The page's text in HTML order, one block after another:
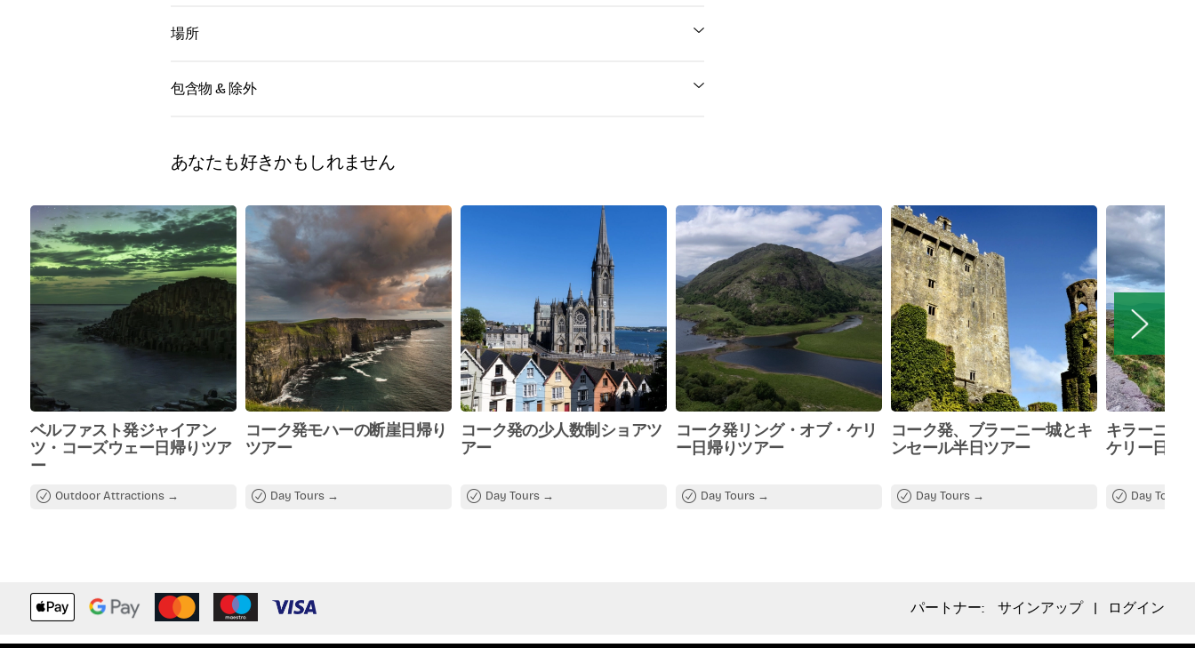
場所
Limerick, V94 DWV7, Ireland
包含物 & 除外
Professional English-speaking
driver-guide
Return transportation from
Limerick
Scenic drive along the Dingle
Peninsula
Visit to Inch Beach
Free time in Dingle Town
Travel along Slea Head Drive
あなたも好きかもしれません
ベルファスト発ジャイアン
ツ・コーズウェー日帰りツア
ー
Outdoor Attractions
コーク発モハーの断崖日帰り
ツアー
Day Tours
コーク発の少人数制ショアツ
アー
Day Tours
コーク発リング・オブ・ケリ
ー日帰りツアー
Day Tours
コーク発、ブラーニー城とキ
ンセール半日ツアー
Day Tours
キラーニー
ケリー日帰
Day Tours
パートナー: サインアップ ログイン